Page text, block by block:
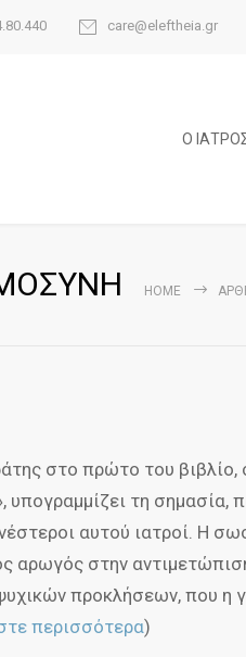
care@eleftheia.gr
Ο
HOME
στο πρώτο του βιβλίο,
υπογραμμίζει τη σημασία,
αυτού ιατροί. Η
αρωγός στην
προκλήσεων, που η
περισσότερα)